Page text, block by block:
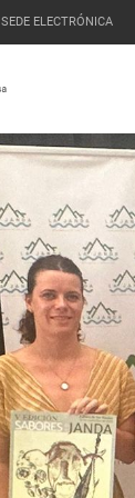
SEDE ELECTRÓNICA